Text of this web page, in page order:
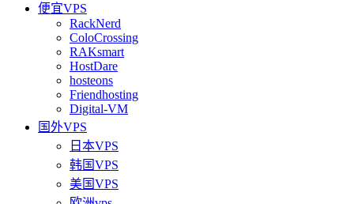
便宜VPS
RackNerd
ColoCrossing
RAKsmart
HostDare
hosteons
Friendhosting
Digital-VM
国外VPS
日本VPS
韩国VPS
美国VPS